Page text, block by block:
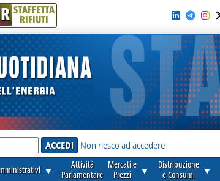
R STAFFETTA
RIFIUTI
Non riesco ad accedere
▼
Attività
Parlamentare
Mercati e
Prezzi
▼
Distribuzione
e Consumi
▼